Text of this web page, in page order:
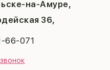
на-Амуре,
36,
66-071